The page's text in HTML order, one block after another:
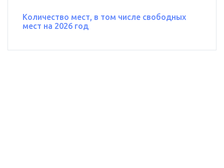
Количество мест, в том числе свободных
мест на 2026 год